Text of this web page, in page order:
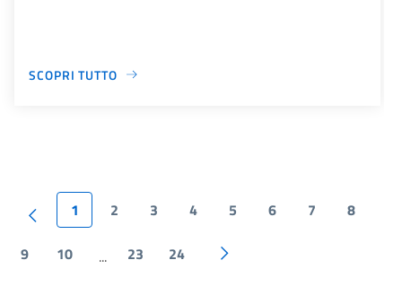
SCOPRI TUTTO
1 2 3 4 5 6 7 8
9 10 ... 23 24